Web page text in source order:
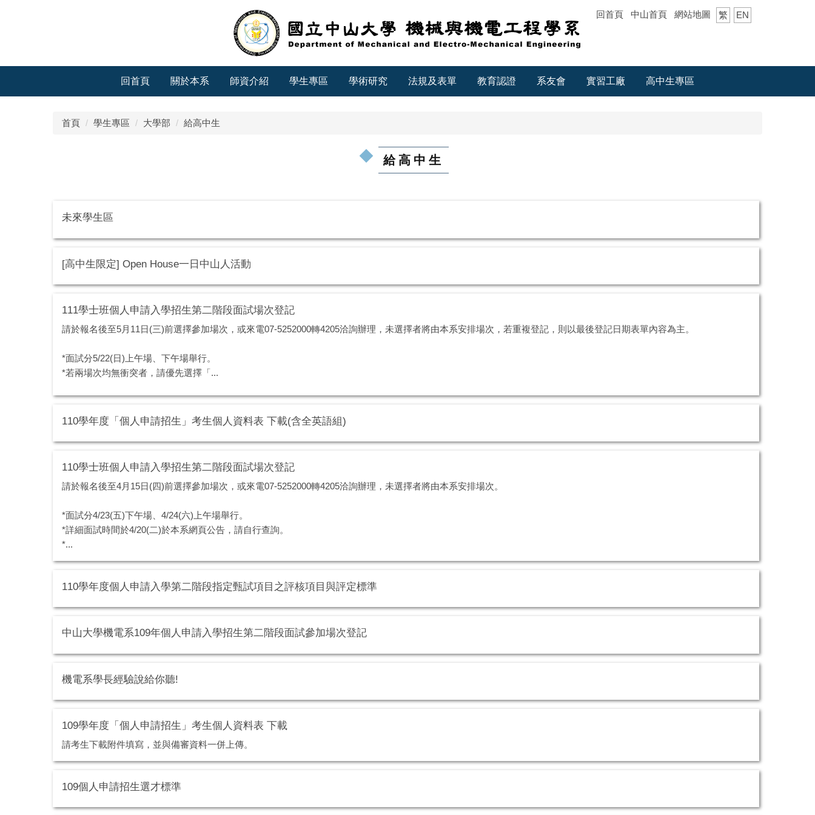
回首頁 中山首頁 網站地圖 繁 EN
回首頁 關於本系 師資介紹 學生專區 學術研究 法規及表單 教育認證 系友會 實習工廠 高中生專區
首頁 學生專區 大學部 給高中生
給高中生
未來學生區
[高中生限定] Open House一日中山人活動
111學士班個人申請入學招生第二階段面試場次登記
請於報名後至5月11日(三)前選擇參加場次，或來電07-5252000轉4205洽詢辦理，未選擇者將由本系安排場次，若重複登記，則以最後登記日期表單內容為主。
*面試分5/22(日)上午場、下午場舉行。
*若兩場次均無衝突者，請優先選擇「...
110學年度「個人申請招生」考生個人資料表 下載(含全英語組)
110學士班個人申請入學招生第二階段面試場次登記
請於報名後至4月15日(四)前選擇參加場次，或來電07-5252000轉4205洽詢辦理，未選擇者將由本系安排場次。
*面試分4/23(五)下午場、4/24(六)上午場舉行。
*詳細面試時間於4/20(二)於本系網頁公告，請自行查詢。
*...
110學年度個人申請入學第二階段指定甄試項目之評核項目與評定標準
中山大學機電系109年個人申請入學招生第二階段面試參加場次登記
機電系學長經驗說給你聽!
109學年度「個人申請招生」考生個人資料表 下載
請考生下載附件填寫，並與備審資料一併上傳。
109個人申請招生選才標準